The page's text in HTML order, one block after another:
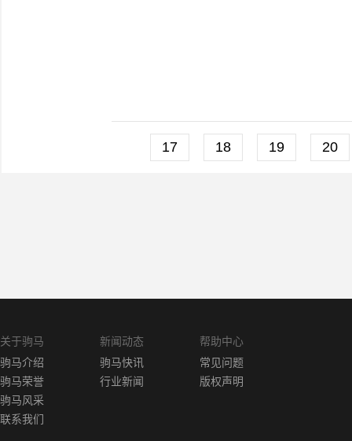
17 18 19 20
关于驹马
驹马介绍
驹马荣誉
驹马风采
联系我们
新闻动态
驹马快讯
行业新闻
帮助中心
常见问题
版权声明